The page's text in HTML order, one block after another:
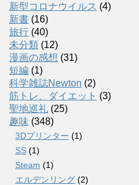
新型コロナウイルス (4)
新書 (16)
旅行 (40)
未分類 (12)
漫画の感想 (31)
短編 (1)
科学雑誌Newton (2)
筋トレ、ダイエット (3)
聖地巡礼 (25)
趣味 (348)
3Dプリンター (1)
SS (1)
Steam (1)
エルデンリング (2)